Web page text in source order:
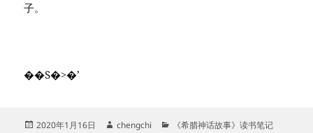
子。
��S�>�’
发
2020年1月16日
作
chengchi
分《希腊神话故事》读书笔记